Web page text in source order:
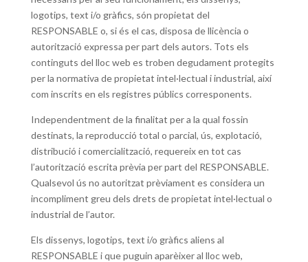
logotips, text i/o gràfics, són propietat del
RESPONSABLE o, si és el cas, disposa de llicència o
autorització expressa per part dels autors. Tots els
continguts del lloc web es troben degudament protegits
per la normativa de propietat intel·lectual i industrial, així
com inscrits en els registres públics corresponents.
Independentment de la finalitat per a la qual fossin
destinats, la reproducció total o parcial, ús, explotació,
distribució i comercialització, requereix en tot cas
l’autorització escrita prèvia per part del RESPONSABLE.
Qualsevol ús no autoritzat prèviament es considera un
incompliment greu dels drets de propietat intel·lectual o
industrial de l’autor.
Els dissenys, logotips, text i/o gràfics aliens al
RESPONSABLE i que puguin aparèixer al lloc web,